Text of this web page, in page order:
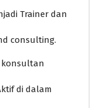
Trainer dan
consulting.
di dalam